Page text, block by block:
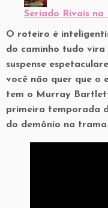
Seriado Rivais na
O roteiro é
do caminho tudo vira
suspense
você não quer que o
tem o Murray
primeira temporada
do demônio na trama.